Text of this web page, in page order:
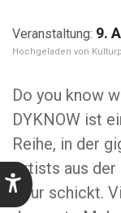
9.
Do you know
DYKNOW ist
Reihe, in der
Artists aus der
Tour schickt.